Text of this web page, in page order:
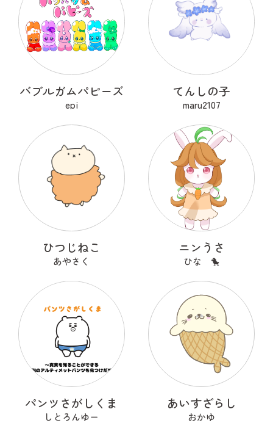
バブルガムパピーズ
epi
てんしの子
maru2107
ひつじねこ
あやさく
ニンうさ
ひな 🐤
パンツさがしくま
しとろんゆー
あいすざらし
おかゆ